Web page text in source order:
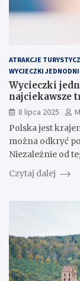
ATRAKCJE
WYCIECZKI
Wycieczki
najciekawsze
8 lipca 2025
Polska jest
można odkryć
Niezależnie od
Czytaj dalej